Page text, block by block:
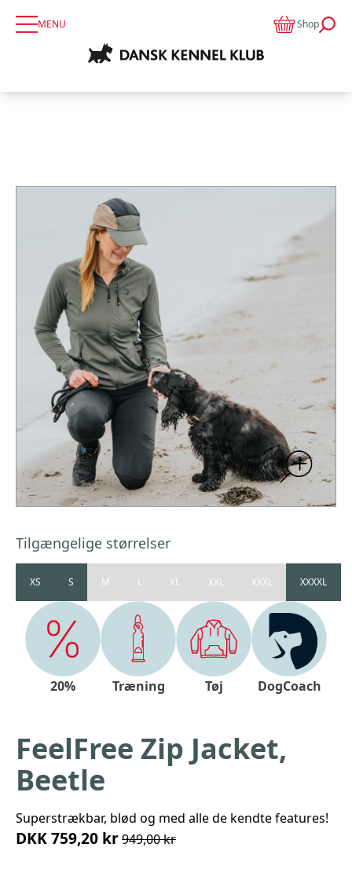
MENU Shop
Tilgængelige størrelser
XS S M L XL XXL XXXL XXXXL
20% Træning Tøj DogCoach
FeelFree Zip Jacket,
Beetle
Superstrækbar, blød og med alle de kendte features!
DKK 759,20 kr949,00 kr